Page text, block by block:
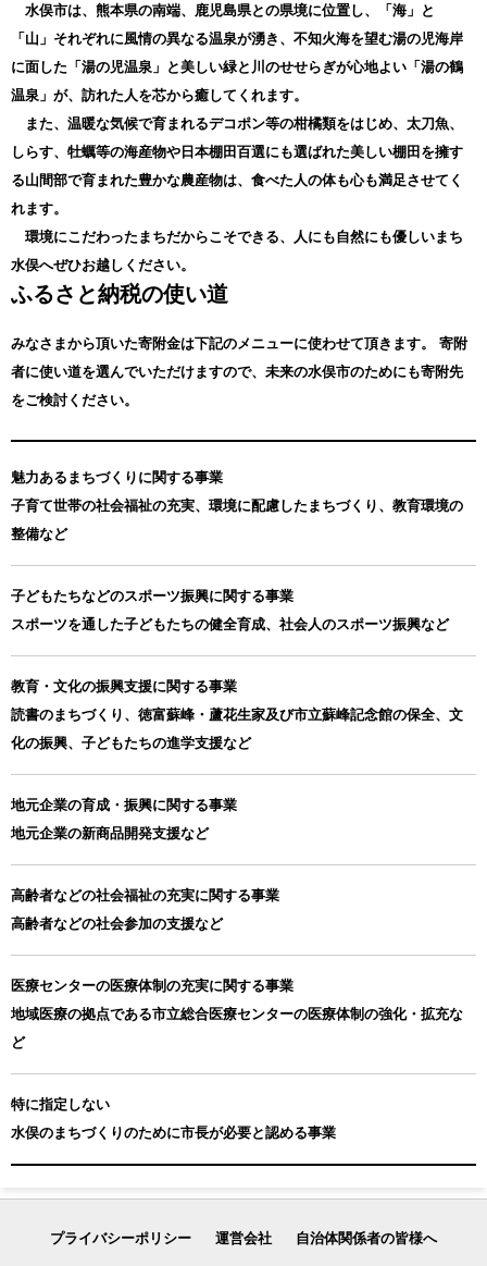
水俣市は、熊本県の南端、鹿児島県との県境に位置し、「海」と
「山」それぞれに風情の異なる温泉が湧き、不知火海を望む湯の児海岸
に面した「湯の児温泉」と美しい緑と川のせせらぎが心地よい「湯の鶴
温泉」が、訪れた人を芯から癒してくれます。
また、温暖な気候で育まれるデコポン等の柑橘類をはじめ、太刀魚、
しらす、牡蠣等の海産物や日本棚田百選にも選ばれた美しい棚田を擁す
る山間部で育まれた豊かな農産物は、食べた人の体も心も満足させてく
れます。
環境にこだわったまちだからこそできる、人にも自然にも優しいまち
水俣へぜひお越しください。
ふるさと納税の使い道
みなさまから頂いた寄附金は下記のメニューに使わせて頂きます。
寄附
者に使い道を選んでいただけますので、未来の水俣市のためにも寄附先
をご検討ください。
魅力あるまちづくりに関する事業
子育て世帯の社会福祉の充実、環境に配慮したまちづくり、教育環境の
整備など
子どもたちなどのスポーツ振興に関する事業
スポーツを通した子どもたちの健全育成、社会人のスポーツ振興など
教育・文化の振興支援に関する事業
読書のまちづくり、徳富蘇峰・蘆花生家及び市立蘇峰記念館の保全、文
化の振興、子どもたちの進学支援など
地元企業の育成・振興に関する事業
地元企業の新商品開発支援など
高齢者などの社会福祉の充実に関する事業
高齢者などの社会参加の支援など
医療センターの医療体制の充実に関する事業
地域医療の拠点である市立総合医療センターの医療体制の強化・拡充な
ど
特に指定しない
水俣のまちづくりのために市長が必要と認める事業
プライバシーポリシー 運営会社 自治体関係者の皆様へ